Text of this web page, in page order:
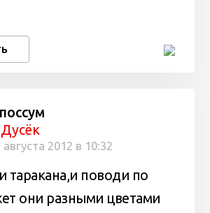
Дусёк
августа 2012 в 10:32
таракана,и поводи по
они разными цветами